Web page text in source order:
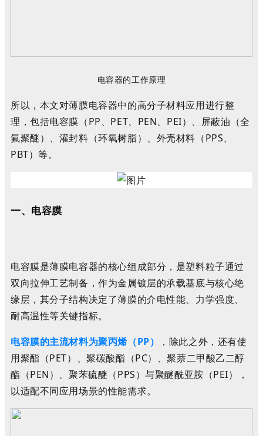
电容器的工作原理
所以，本文对薄膜电容器中的高分子材料应用进行整
理，包括电容膜 （PP、PET、PEN、PEI） 、屏蔽油 （全
氟聚醚） 、灌封料 （环氧树脂） 、外壳材料 （PPS、
PBT）等。
一、电容膜
电容膜是薄膜电容器的核心组成部分， 是塑料粒子通过
双向拉伸工艺制备，作为金属镀层的承载基底与核心绝
缘层，其分子结构决定了薄膜的介电性能、力学强度、
耐高温性等关键指标。
电容膜的主流材料为聚丙烯（PP） ， 除此之外，还有使
用聚酯（PET）、聚碳酸酯（PC）、聚萘二甲酸乙二醇
酯（PEN）、聚苯硫醚（PPS）与聚醚酰亚胺（PEI），
以适配不同应用场景的性能需求。